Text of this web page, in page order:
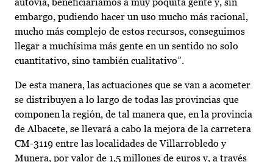
embargo, pudiendo hacer un uso mucho más racional,
mucho más complejo de estos recursos, conseguimos
llegar a muchísima más gente en un sentido no solo
cuantitativo, sino también cualitativo”.
De esta manera, las actuaciones que se van a acometer
se distribuyen a lo largo de todas las provincias que
componen la región, de tal manera que, en la provincia
de Albacete, se llevará a cabo la mejora de la carretera
CM-3119 entre las localidades de Villarrobledo y
Munera, por valor de 1,5 millones de euros y, a través